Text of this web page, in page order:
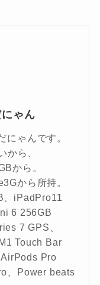
ゃん
にゃんです。
から、
から。
から所持。
、iPadPro11
6 256GB
7 GPS、
Touch Bar
Pro
、Power beats